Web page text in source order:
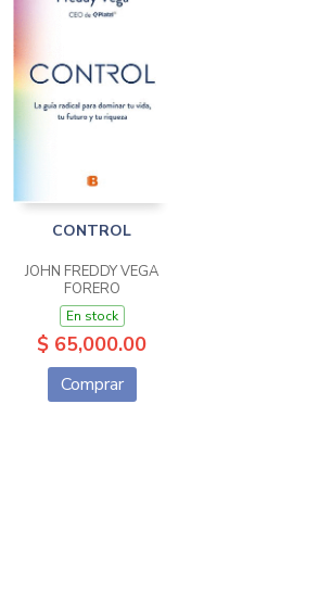
CONTROL
JOHN FREDDY VEGA
FORERO
En stock
$ 65,000.00
Comprar